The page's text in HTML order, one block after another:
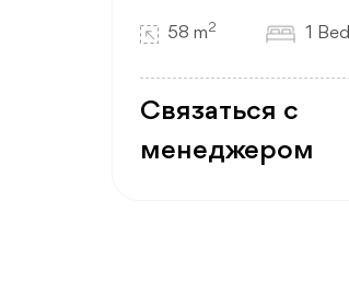
58 m2 1 Bed
Связаться с
менеджером